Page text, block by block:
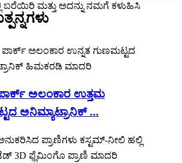
ಬರೆಯಿರಿ ಮತ್ತು ಅದನ್ನು ನಮಗೆ ಕಳುಹಿಸಿ
ಅಲಂಕಾರ ಉತ್ತಮ
ಅನಿಮ್ಯಾಟ್ರಾನಿಕ್ ...